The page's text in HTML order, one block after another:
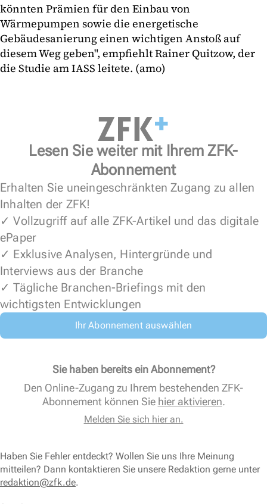
könnten Prämien für den Einbau von
Wärmepumpen sowie die energetische
Gebäudesanierung einen wichtigen Anstoß auf
diesem Weg geben", empfiehlt Rainer Quitzow, der
die Studie am IASS leitete. (amo)
Lesen Sie weiter mit Ihrem ZFK-
Abonnement
Erhalten Sie uneingeschränkten Zugang zu allen
Inhalten der ZFK!
✓ Vollzugriff auf alle ZFK-Artikel und das digitale
ePaper
✓ Exklusive Analysen, Hintergründe und
Interviews aus der Branche
✓ Tägliche Branchen-Briefings mit den
wichtigsten Entwicklungen
Ihr Abonnement auswählen
Sie haben bereits ein Abonnement?
Den Online-Zugang zu Ihrem bestehenden ZFK-
Abonnement können Sie hier aktivieren.
Melden Sie sich hier an.
Haben Sie Fehler entdeckt? Wollen Sie uns Ihre Meinung
mitteilen? Dann kontaktieren Sie unsere Redaktion gerne unter
redaktion@zfk.de.